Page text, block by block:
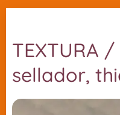
TEXTURA /
sellador,